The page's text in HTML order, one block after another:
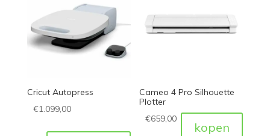
Cricut Autopress
€1.099,00
Cameo 4 Pro Silhouette
Plotter
€659,00
kopen